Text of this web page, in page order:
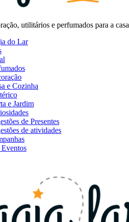
utilitários e perfumados para a casa
do Lar
e Cozinha
e Jardim
de Presentes
de atividades